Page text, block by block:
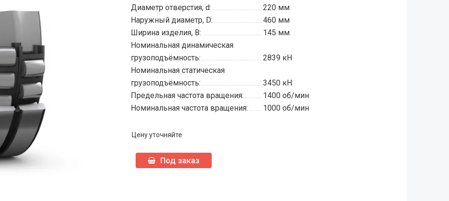
Диаметр отверстия, d:
220 мм
Наружный диаметр, D:
460 мм
Ширина изделия, B:
145 мм
Номинальная динамическая
грузоподъёмность:
2839 кН
Номинальная статическая
грузоподъёмность:
3450 кН
Предельная частота вращения:
1400 об/мин
Номинальная частота вращения:
1000 об/мин
Цену уточняйте
Под заказ